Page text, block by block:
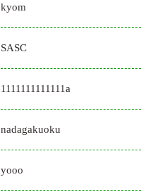
kyom
SASC
1111111111111a
nadagakuoku
yooo